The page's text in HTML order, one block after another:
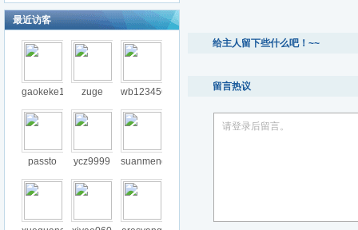
最近访客
gaokeke1 zuge wb123456
passto ycz9999 suanmeng
给主人留下些什么吧！~~
留言热议
请登录后留言。